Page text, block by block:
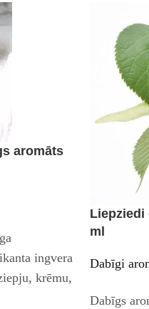
aromāts
ingvera
krēmu,
Liepziedi
ml
Dabīgi
Dabīgs